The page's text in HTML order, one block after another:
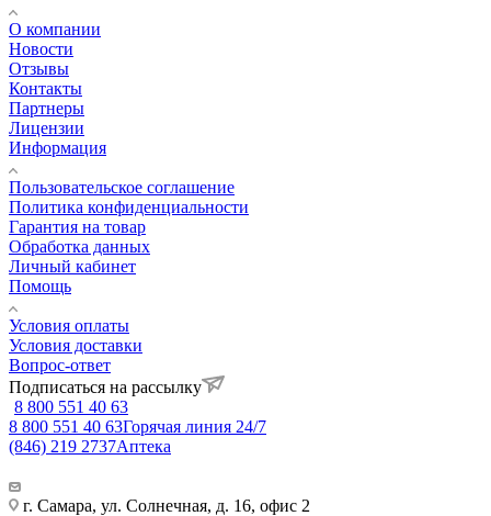
О компании
Новости
Отзывы
Контакты
Партнеры
Лицензии
Информация
Пользовательское соглашение
Политика конфиденциальности
Гарантия на товар
Обработка данных
Личный кабинет
Помощь
Условия оплаты
Условия доставки
Вопрос-ответ
Подписаться на рассылку
8 800 551 40 63
8 800 551 40 63Горячая линия 24/7
(846) 219 2737Аптека
г. Самара, ул. Солнечная, д. 16, офис 2